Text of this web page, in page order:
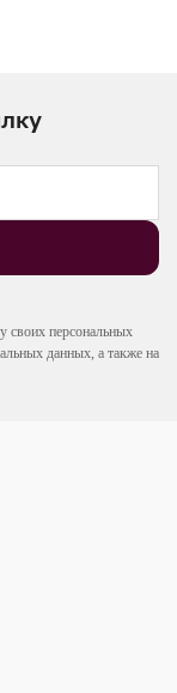
своих персональных
данных, а также на